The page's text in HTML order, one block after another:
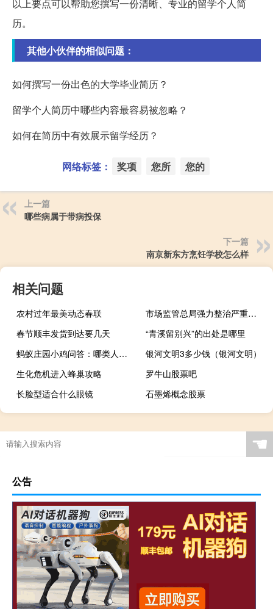
以上要点可以帮助您撰写一份清晰、专业的留学个人简
历。
其他小伙伴的相似问题：
如何撰写一份出色的大学毕业简历？
留学个人简历中哪些内容最容易被忽略？
如何在简历中有效展示留学经历？
网络标签： 奖项 您所 您的
上一篇
哪些病属于带病投保
下一篇
南京新东方烹饪学校怎么样
相关问题
农村过年最美动态春联
市场监管总局强力整治严重违法失信行为 持续净化市场环境
春节顺丰发货到达要几天
“青溪留别兴”的出处是哪里
蚂蚁庄园小鸡问答：哪类人更容易患龋齿蚂蚁庄园
银河文明3多少钱（银河文明）
生化危机进入蜂巢攻略
罗牛山股票吧
长脸型适合什么眼镜
石墨烯概念股票
☚
公告